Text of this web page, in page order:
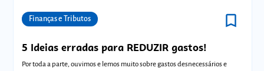
Finanças e Tributos bookmark_border
5 Ideias erradas para REDUZIR gastos!
Por toda a parte, ouvimos e lemos muito sobre gastos desnecessários e